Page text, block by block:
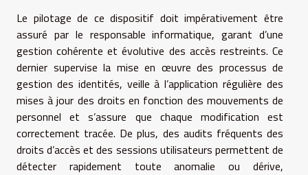
Le pilotage de ce dispositif doit impérativement être
assuré par le responsable informatique, garant d’une
gestion cohérente et évolutive des accès restreints. Ce
dernier supervise la mise en œuvre des processus de
gestion des identités, veille à l’application régulière des
mises à jour des droits en fonction des mouvements de
personnel et s’assure que chaque modification est
correctement tracée. De plus, des audits fréquents des
droits d’accès et des sessions utilisateurs permettent de
détecter rapidement toute anomalie ou dérive,